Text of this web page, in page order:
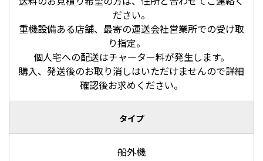
ださい。
重機設備ある店舗、最寄の運送会社営業所での受け取
り指定。
個人宅への配送はチャーター料が発生します。
購入、発送後のお取り消しはいただけませんので詳細
確認後お求めください。
タイプ
船外機